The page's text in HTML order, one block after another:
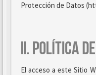
Protección de Datos
II. POLÍTICA
El acceso a este Sitio